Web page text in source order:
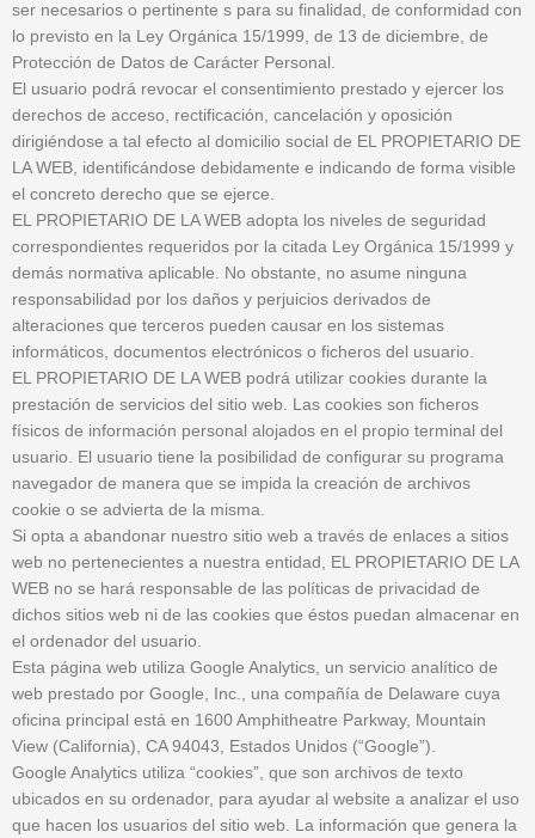
ser necesarios o pertinente s para su finalidad, de conformidad con
lo previsto en la Ley Orgánica 15/1999, de 13 de diciembre, de
Protección de Datos de Carácter Personal.
El usuario podrá revocar el consentimiento prestado y ejercer los
derechos de acceso, rectificación, cancelación y oposición
dirigiéndose a tal efecto al domicilio social de EL PROPIETARIO DE
LA WEB, identificándose debidamente e indicando de forma visible
el concreto derecho que se ejerce.
EL PROPIETARIO DE LA WEB adopta los niveles de seguridad
correspondientes requeridos por la citada Ley Orgánica 15/1999 y
demás normativa aplicable. No obstante, no asume ninguna
responsabilidad por los daños y perjuicios derivados de
alteraciones que terceros pueden causar en los sistemas
informáticos, documentos electrónicos o ficheros del usuario.
EL PROPIETARIO DE LA WEB podrá utilizar cookies durante la
prestación de servicios del sitio web. Las cookies son ficheros
físicos de información personal alojados en el propio terminal del
usuario. El usuario tiene la posibilidad de configurar su programa
navegador de manera que se impida la creación de archivos
cookie o se advierta de la misma.
Si opta a abandonar nuestro sitio web a través de enlaces a sitios
web no pertenecientes a nuestra entidad, EL PROPIETARIO DE LA
WEB no se hará responsable de las políticas de privacidad de
dichos sitios web ni de las cookies que éstos puedan almacenar en
el ordenador del usuario.
Esta página web utiliza Google Analytics, un servicio analítico de
web prestado por Google, Inc., una compañía de Delaware cuya
oficina principal está en 1600 Amphitheatre Parkway, Mountain
View (California), CA 94043, Estados Unidos (“Google”).
Google Analytics utiliza “cookies”, que son archivos de texto
ubicados en su ordenador, para ayudar al website a analizar el uso
que hacen los usuarios del sitio web. La información que genera la